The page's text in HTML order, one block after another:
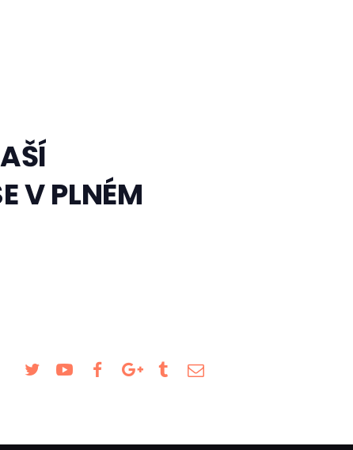
V PLNÉM